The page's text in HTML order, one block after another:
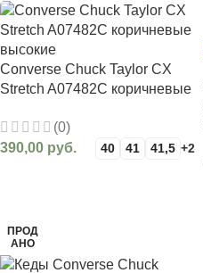
Converse Chuck Taylor CX
Stretch A07482C коричневые
(0)
390,00 руб. 40 41 41,5 +2
ПРОД
АНО